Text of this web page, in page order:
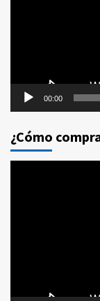
00:00
¿Cómo